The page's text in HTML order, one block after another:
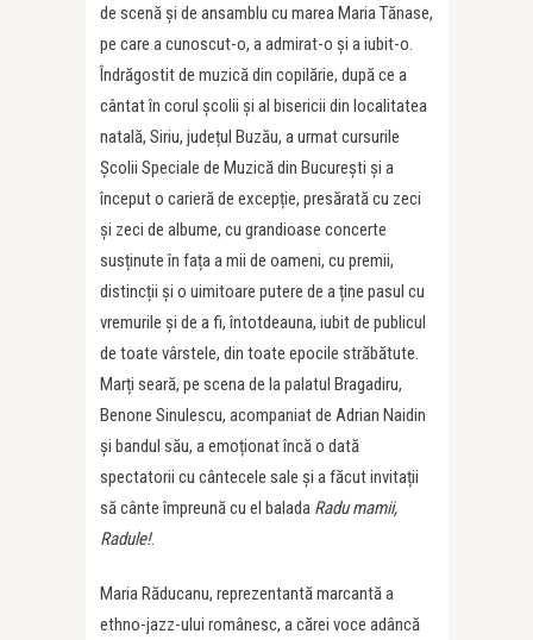
de scenă și de ansamblu cu marea Maria Tănase,
pe care a cunoscut-o, a admirat-o și a iubit-o.
Îndrăgostit de muzică din copilărie, după ce a
cântat în corul școlii și al bisericii din localitatea
natală, Siriu, județul Buzău, a urmat cursurile
Școlii Speciale de Muzică din București și a
început o carieră de excepție, presărată cu zeci
și zeci de albume, cu grandioase concerte
susținute în fața a mii de oameni, cu premii,
distincții și o uimitoare putere de a ține pasul cu
vremurile și de a fi, întotdeauna, iubit de publicul
de toate vârstele, din toate epocile străbătute.
Marți seară, pe scena de la palatul Bragadiru,
Benone Sinulescu, acompaniat de Adrian Naidin
și bandul său, a emoționat încă o dată
spectatorii cu cântecele sale și a făcut invitații
să cânte împreună cu el balada Radu mamii,
Radule!.
Maria Răducanu, reprezentantă marcantă a
ethno-jazz-ului românesc, a cărei voce adâncă